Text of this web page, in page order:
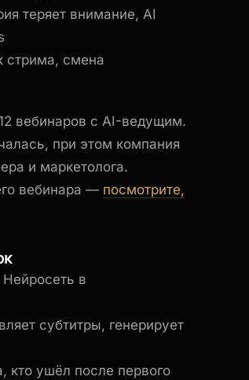
теряет внимание, AI
стрима, смена
вебинаров с AI-ведущим.
при этом компания
и маркетолога.
вебинара — посмотрите,
в
субтитры, генерирует
кто ушёл после первого